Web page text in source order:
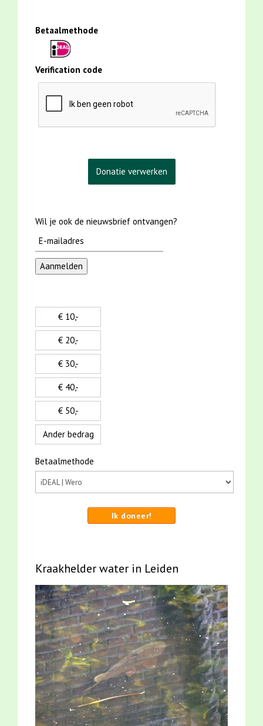
Betaalmethode
Verification code
Wil je ook de nieuwsbrief ontvangen?
€ 10,-
€ 20,-
€ 30,-
€ 40,-
€ 50,-
Ander bedrag
Betaalmethode
Ik doneer!
Kraakhelder water in Leiden